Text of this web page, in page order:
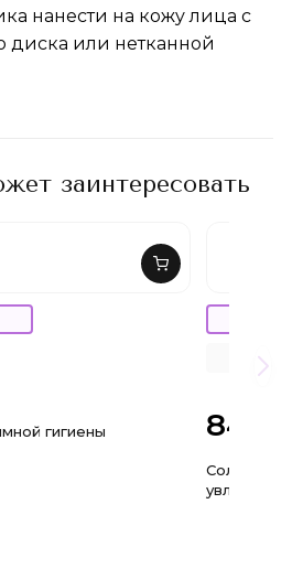
нанести на кожу лица с
диска или нетканной
заинтересовать
гигиены 840